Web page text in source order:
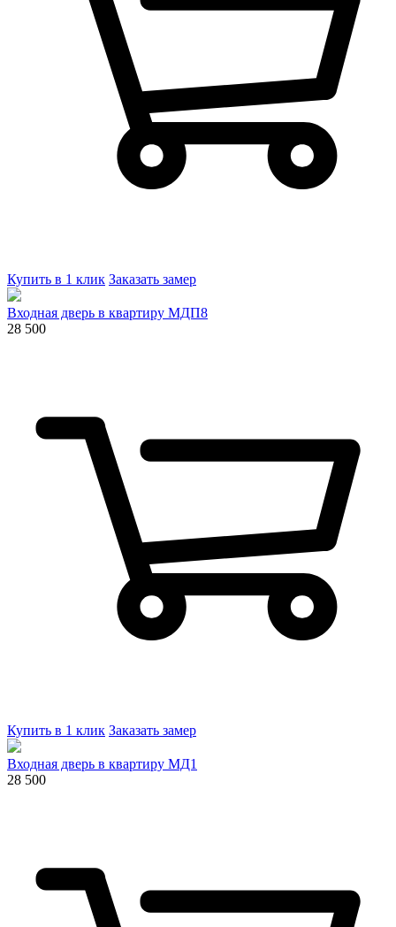
Купить в 1 клик Заказать замер
Входная дверь в квартиру МДП8
28 500
Купить в 1 клик Заказать замер
Входная дверь в квартиру МД1
28 500